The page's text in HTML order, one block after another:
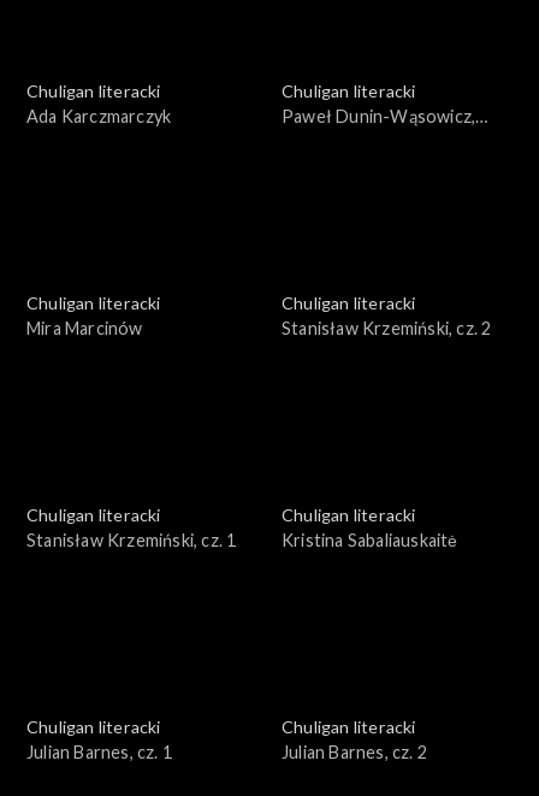
Chuligan literacki
Ada Karczmarczyk
Chuligan literacki
Paweł Dunin-Wąsowicz,
Chuligan literacki
Mira Marcinów
Chuligan literacki
Stanisław Krzemiński, cz. 2
Chuligan literacki
Stanisław Krzemiński, cz. 1
Chuligan literacki
Kristina Sabaliauskaitė
Chuligan literacki
Julian Barnes, cz. 1
Chuligan literacki
Julian Barnes, cz. 2